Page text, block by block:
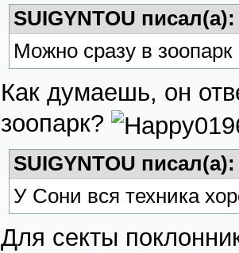
SUIGYNTOU
Можно сразу в зоопарк
Как думаешь, он
зоопарк?
SUIGYNTOU
У Сони вся техника
Для секты